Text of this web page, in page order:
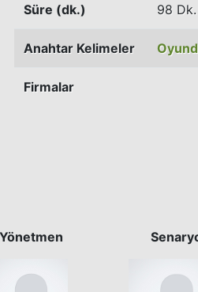
Süre (dk.) 98 Dk.
Anahtar Kelimeler
Firmalar
Yönetmen